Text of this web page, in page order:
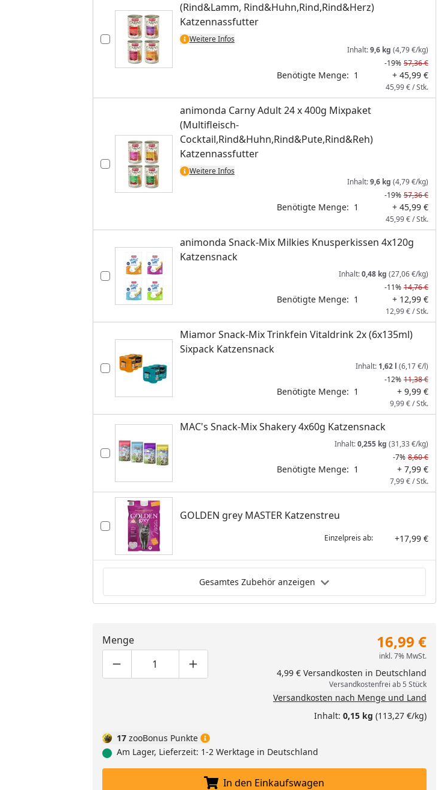
(Rind&Lamm, Rind&Huhn,Rind,Rind&Herz)
Katzennassfutter
Weitere Infos
Inhalt:9,6 kg (4,79 €/kg)
-19% 57,36 €
Benötigte Menge: 1 + 45,99 €
45,99 € / Stk.
animonda Carny Adult 24 x 400g Mixpaket
(Multifleisch-
Cocktail,Rind&Huhn,Rind&Pute,Rind&Reh)
Katzennassfutter
Weitere Infos
Inhalt:9,6 kg (4,79 €/kg)
-19% 57,36 €
Benötigte Menge: 1 + 45,99 €
45,99 € / Stk.
animonda Snack-Mix Milkies Knusperkissen 4x120g
Katzensnack
Inhalt:0,48 kg (27,06 €/kg)
-11% 14,76 €
Benötigte Menge: 1 + 12,99 €
12,99 € / Stk.
Miamor Snack-Mix Trinkfein Vitaldrink 2x (6x135ml)
Sixpack Katzensnack
Inhalt: 1,62 l (6,17 €/l)
-12% 11,38 €
Benötigte Menge: 1 + 9,99 €
9,99 € / Stk.
MAC's Snack-Mix Shakery 4x60g Katzensnack
Inhalt:0,255 kg (31,33 €/kg)
-7% 8,60 €
Benötigte Menge: 1 + 7,99 €
7,99 € / Stk.
GOLDEN grey MASTER Katzenstreu
Einzelpreis ab: +17,99 €
Gesamtes Zubehör anzeigen
Menge
Produktmenge um eins verringern
Produktmenge manuell eingeben
Produktmenge um eins erhöhen
16,99 €
inkl. 7% MwSt.
4,99 € Versandkosten in Deutschland
Versandkostenfrei ab 5 Stück
Versandkosten nach Menge und Land
Inhalt: 0,15 kg (113,27 €/kg)
17 zooBonus Punkte
Am Lager, Lieferzeit: 1-2 Werktage in Deutschland
In den Einkaufswagen